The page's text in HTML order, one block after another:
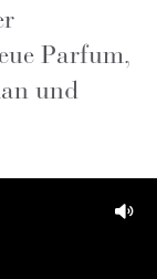
Parfum,
und